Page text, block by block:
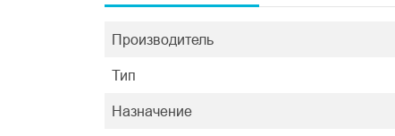
Производитель
Тип
Назначение